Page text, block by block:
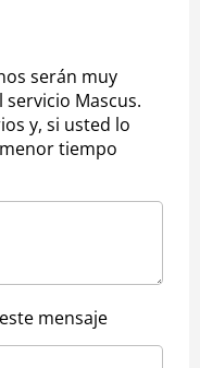
serán muy
Mascus.
y, si usted lo
tiempo
mensaje